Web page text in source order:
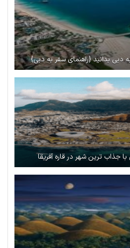
دبی بدانید {راهنمای سفر به دبی}
جذاب ترین شهر در قاره آفریقا